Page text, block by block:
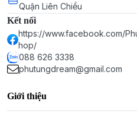
Quận Liên Chiểu
Kết nối
https://www.facebook.com/
hop/
088 626 3338
phutungdream@gmail.com
Giới thiệu